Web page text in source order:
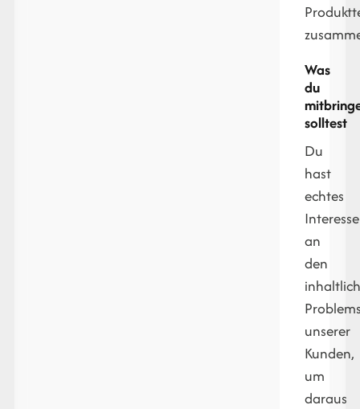
Was
du
solltest
Du
hast
echtes
Interesse
an
den
unserer
Kunden,
um
daraus